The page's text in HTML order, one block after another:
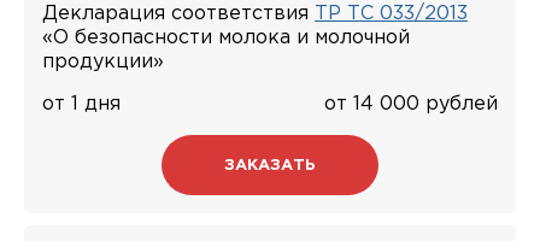
Декларация соответствия
ТР ТС 033/2013
«О безопасности молока и молочной
продукции»
от 1 дня от 14 000 рублей
ЗАКАЗАТЬ